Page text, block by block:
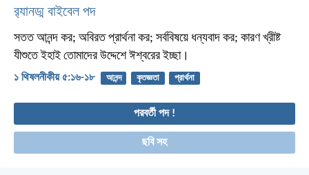
র‌্যানড্ম বাইবেল পদ
সতত আনন্দ কর; অবিরত প্রার্থনা কর; সর্ববিষয়ে ধন্যবাদ কর; কারণ খ্রীষ্ট
যীশুতে ইহাই তোমাদের উদ্দেশে ঈশ্বরের ইচ্ছা।
১ থিষলনীকীয় ৫:১৬-১৮ আনন্দ কৃতজ্ঞতা প্রার্থনা
পরবর্তী পদ !
ছবি সহ